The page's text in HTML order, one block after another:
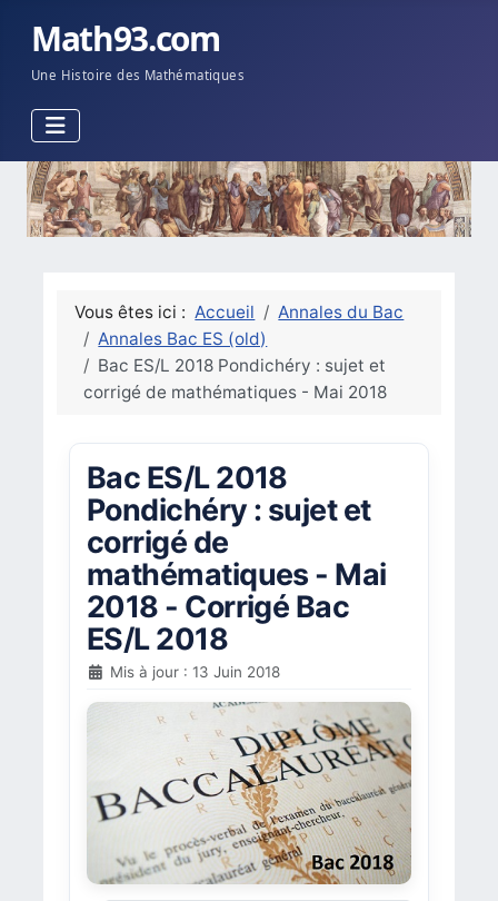
Math93.com
Une Histoire des Mathématiques
Vous êtes ici : Accueil
Annales du Bac
Annales Bac ES (old)
Bac ES/L 2018 Pondichéry : sujet et
corrigé de mathématiques - Mai 2018
Bac ES/L 2018
Pondichéry : sujet et
corrigé de
mathématiques - Mai
2018 - Corrigé Bac
ES/L 2018
Mis à jour : 13 Juin 2018